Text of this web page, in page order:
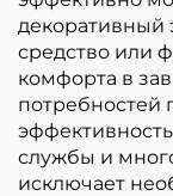
декоративный
средство или
комфорта в
потребностей
службы и
исключает